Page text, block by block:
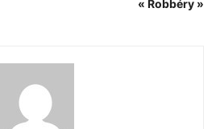
« Robbéry »